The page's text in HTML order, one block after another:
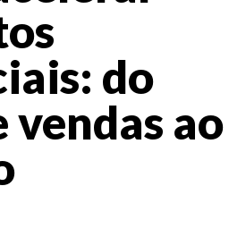
do
vendas ao